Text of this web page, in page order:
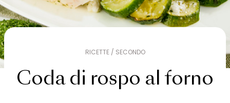
RICETTE / SECONDO
Coda di rospo al forno